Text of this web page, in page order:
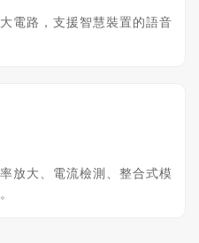
電路，支援智慧裝置的語音
放大、電流檢測、整合式模